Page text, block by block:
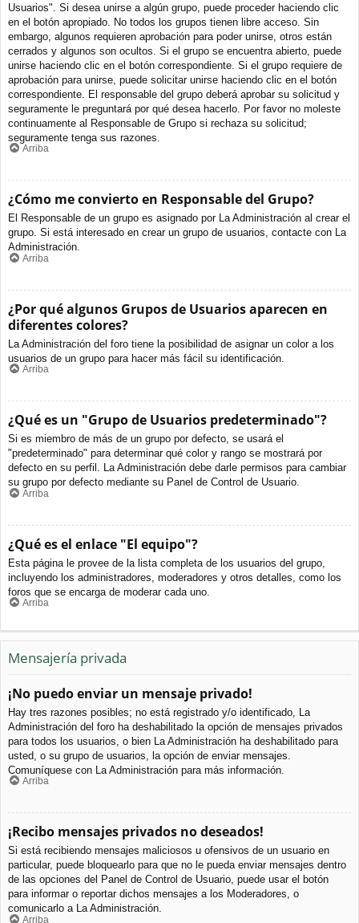
Usuarios". Si desea unirse a algún grupo, puede proceder haciendo clic
en el botón apropiado. No todos los grupos tienen libre acceso. Sin
embargo, algunos requieren aprobación para poder unirse, otros están
cerrados y algunos son ocultos. Si el grupo se encuentra abierto, puede
unirse haciendo clic en el botón correspondiente. Si el grupo requiere de
aprobación para unirse, puede solicitar unirse haciendo clic en el botón
correspondiente. El responsable del grupo deberá aprobar su solicitud y
seguramente le preguntará por qué desea hacerlo. Por favor no moleste
continuamente al Responsable de Grupo si rechaza su solicitud;
seguramente tenga sus razones.
Arriba
¿Cómo me convierto en Responsable del Grupo?
El Responsable de un grupo es asignado por La Administración al crear el
grupo. Si está interesado en crear un grupo de usuarios, contacte con La
Administración.
Arriba
¿Por qué algunos Grupos de Usuarios aparecen en
diferentes colores?
La Administración del foro tiene la posibilidad de asignar un color a los
usuarios de un grupo para hacer más fácil su identificación.
Arriba
¿Qué es un "Grupo de Usuarios predeterminado"?
Si es miembro de más de un grupo por defecto, se usará el
"predeterminado" para determinar qué color y rango se mostrará por
defecto en su perfil. La Administración debe darle permisos para cambiar
su grupo por defecto mediante su Panel de Control de Usuario.
Arriba
¿Qué es el enlace "El equipo"?
Esta página le provee de la lista completa de los usuarios del grupo,
incluyendo los administradores, moderadores y otros detalles, como los
foros que se encarga de moderar cada uno.
Arriba
Mensajería privada
¡No puedo enviar un mensaje privado!
Hay tres razones posibles; no está registrado y/o identificado, La
Administración del foro ha deshabilitado la opción de mensajes privados
para todos los usuarios, o bien La Administración ha deshabilitado para
usted, o su grupo de usuarios, la opción de enviar mensajes.
Comuníquese con La Administración para más información.
Arriba
¡Recibo mensajes privados no deseados!
Si está recibiendo mensajes maliciosos u ofensivos de un usuario en
particular, puede bloquearlo para que no le pueda enviar mensajes dentro
de las opciones del Panel de Control de Usuario, puede usar el botón
para informar o reportar dichos mensajes a los Moderadores, o
comunicarlo a La Administración.
Arriba